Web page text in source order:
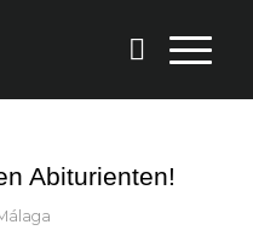
Abiturienten!